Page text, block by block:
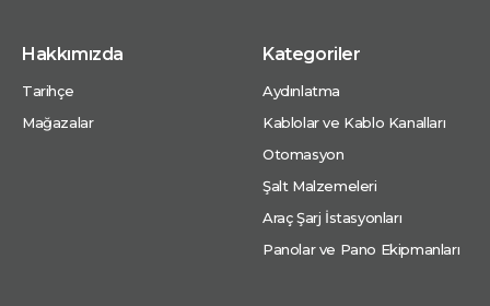
Hakkımızda
Tarihçe
Mağazalar
Kategoriler
Aydınlatma
Kablolar ve Kablo Kanalları
Otomasyon
Şalt Malzemeleri
Araç Şarj İstasyonları
Panolar ve Pano Ekipmanları